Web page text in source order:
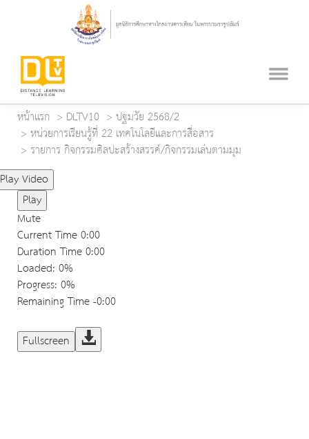
หน้าแรก DLTV10
ปฐมวัย 2568/2
หน่วยการเรียนรู้ที่ 22 เทคโนโลยีและการสื่อสาร
รายการ กิจกรรมศิลปะสร้างสรรค์/กิจกรรมเล่นตามมุม
Play Video
Play
Mute
Current Time0:00
Duration Time0:00
Loaded: 0%
Progress: 0%
Remaining Time-0:00
Fullscreen